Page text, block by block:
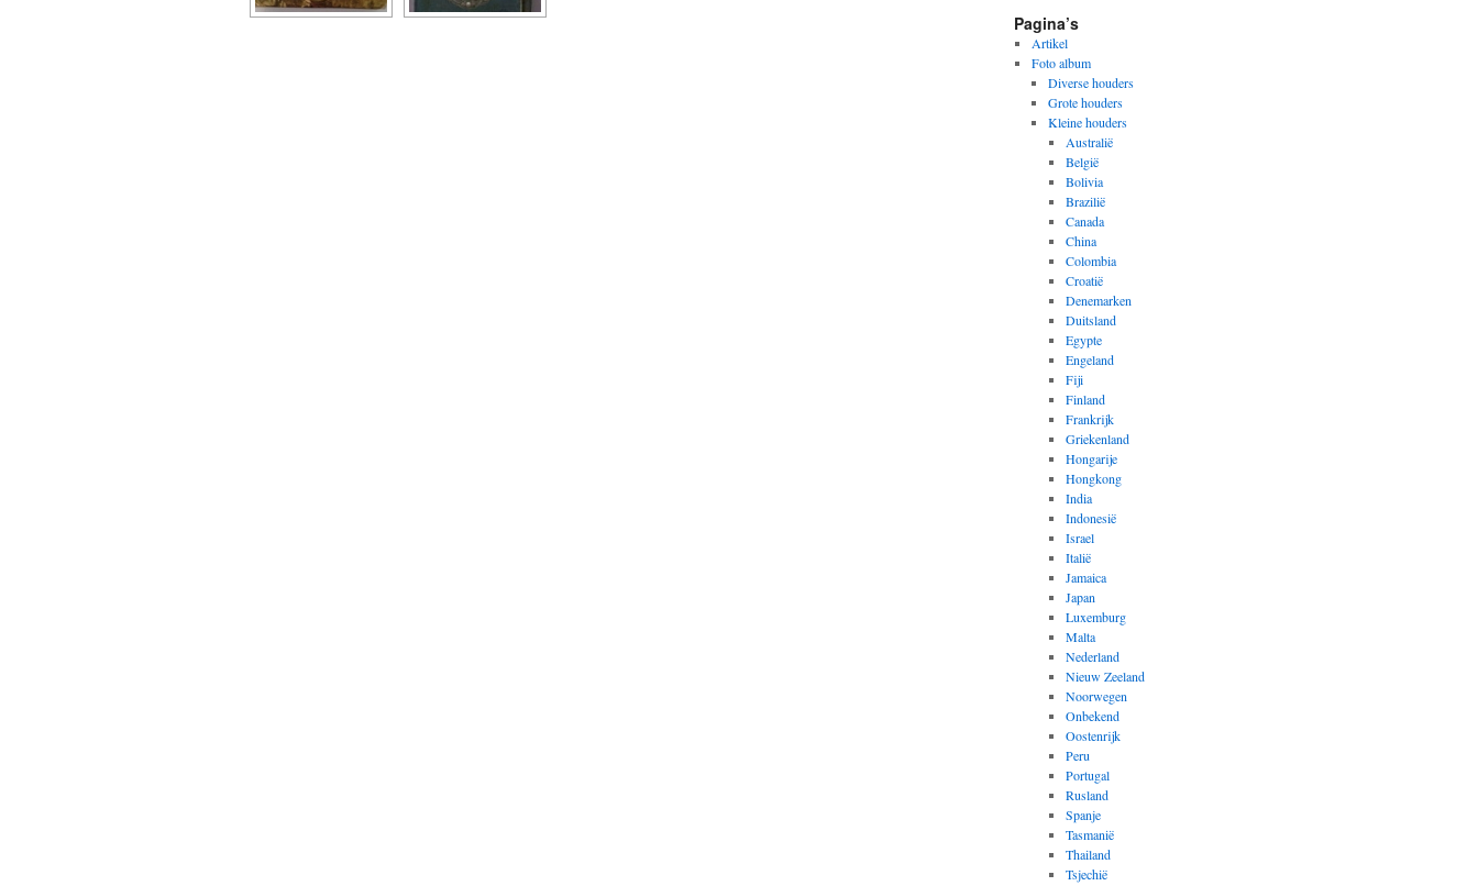
Pagina’s
Artikel
Foto album
Diverse houders
Grote houders
Kleine houders
Australië
België
Bolivia
Brazilië
Canada
China
Colombia
Croatië
Denemarken
Duitsland
Egypte
Engeland
Fiji
Finland
Frankrijk
Griekenland
Hongarije
Hongkong
India
Indonesië
Israel
Italië
Jamaica
Japan
Luxemburg
Malta
Nederland
Nieuw Zeeland
Noorwegen
Onbekend
Oostenrijk
Peru
Portugal
Rusland
Spanje
Tasmanië
Thailand
Tsjechië